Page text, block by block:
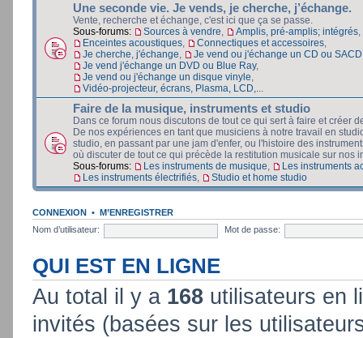
Une seconde vie. Je vends, je cherche, j’échange.
Vente, recherche et échange, c'est ici que ça se passe.
Sous-forums:
Sources à vendre Amplis, pré-amplis; intégrés
Enceintes acoustiques
Connectiques et accessoires
Je cherche, j'échange
Je vend ou j'échange un CD ou SACD
Je vend j'échange un DVD ou Blue Ray,
Je vend ou j'échange un disque vinyle
Vidéo-projecteur, écrans, Plasma, LCD,...
Faire de la musique, instruments et studio
Dans ce forum nous discutons de tout ce qui sert à faire et créer
De nos expériences en tant que musiciens à notre travail en
studio, en passant par une jam d'enfer, ou l'histoire des
où discuter de tout ce qui précède la restitution musicale sur nos
Sous-forums:
Les instruments de musique
Les instruments
Les instruments électrifiés
Studio et home studio
CONNEXION • M’ENREGISTRER
Nom d’utilisateur:
Mot de passe:
QUI EST EN LIGNE
Au total il y a 168 utilisateurs en
invités (basées sur les